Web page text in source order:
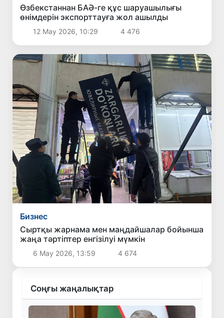
Өзбекстаннан БАӘ-ге құс шаруашылығы
өнімдерін экспорттауға жол ашылды
12 Мау 2026, 10:29 4 476
Бизнес
Сыртқы жарнама мен маңдайшалар бойынша
жаңа тәртіптер енгізілуі мүмкін
6 Мау 2026, 13:59 4 674
Соңғы жаңалықтар